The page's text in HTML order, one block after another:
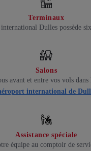
Terminaux
Dulles possède
Salons
avant et entre vos vols dans
international de
Assistance spéciale
équipe au comptoir de